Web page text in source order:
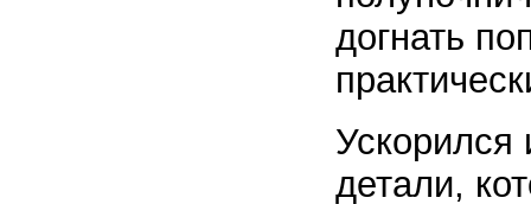
догнать
Ускорился
детали,